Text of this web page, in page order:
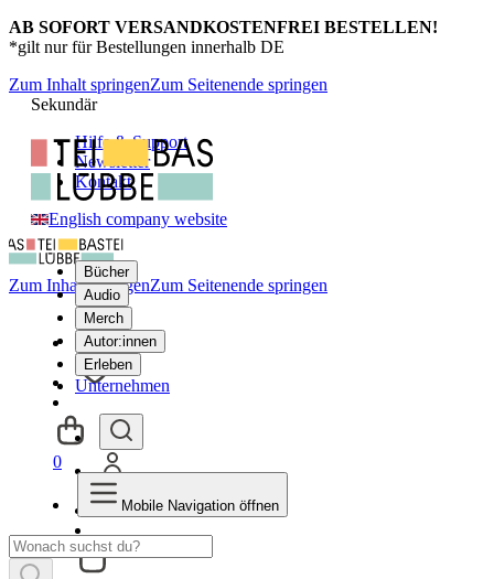
AB SOFORT VERSANDKOSTENFREI BESTELLEN!
*gilt nur für Bestellungen innerhalb DE
Zum Inhalt springenZum Seitenende springen
Sekundär
Hilfe & Support
Newsletter
Kontakt
English company website
Bücher
Audio
Merch
Autor:innen
Erleben
Unternehmen
Zum Inhalt springenZum Seitenende springen
0
Mobile Navigation öffnen